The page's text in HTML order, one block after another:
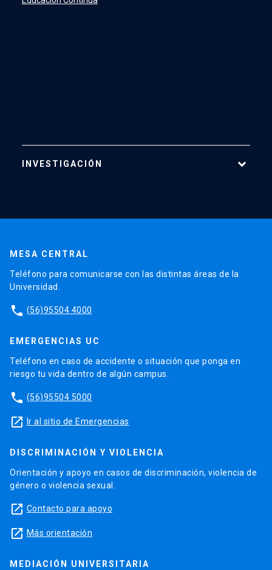
INVESTIGACIÓN
Centros
Proyectos
Laboratorios
MESA CENTRAL
Teléfono para comunicarse con las distintas áreas de la
Universidad.
phone (56)95504 4000
EMERGENCIAS UC
Teléfono en caso de accidente o situación que ponga en
riesgo tu vida dentro de algún campus.
phone (56)95504 5000
launch Ir al sitio de Emergencias
DISCRIMINACIÓN Y VIOLENCIA
Orientación y apoyo en casos de discriminación, violencia de
género o violencia sexual.
launch Contacto para apoyo
launch Más orientación
MEDIACIÓN UNIVERSITARIA